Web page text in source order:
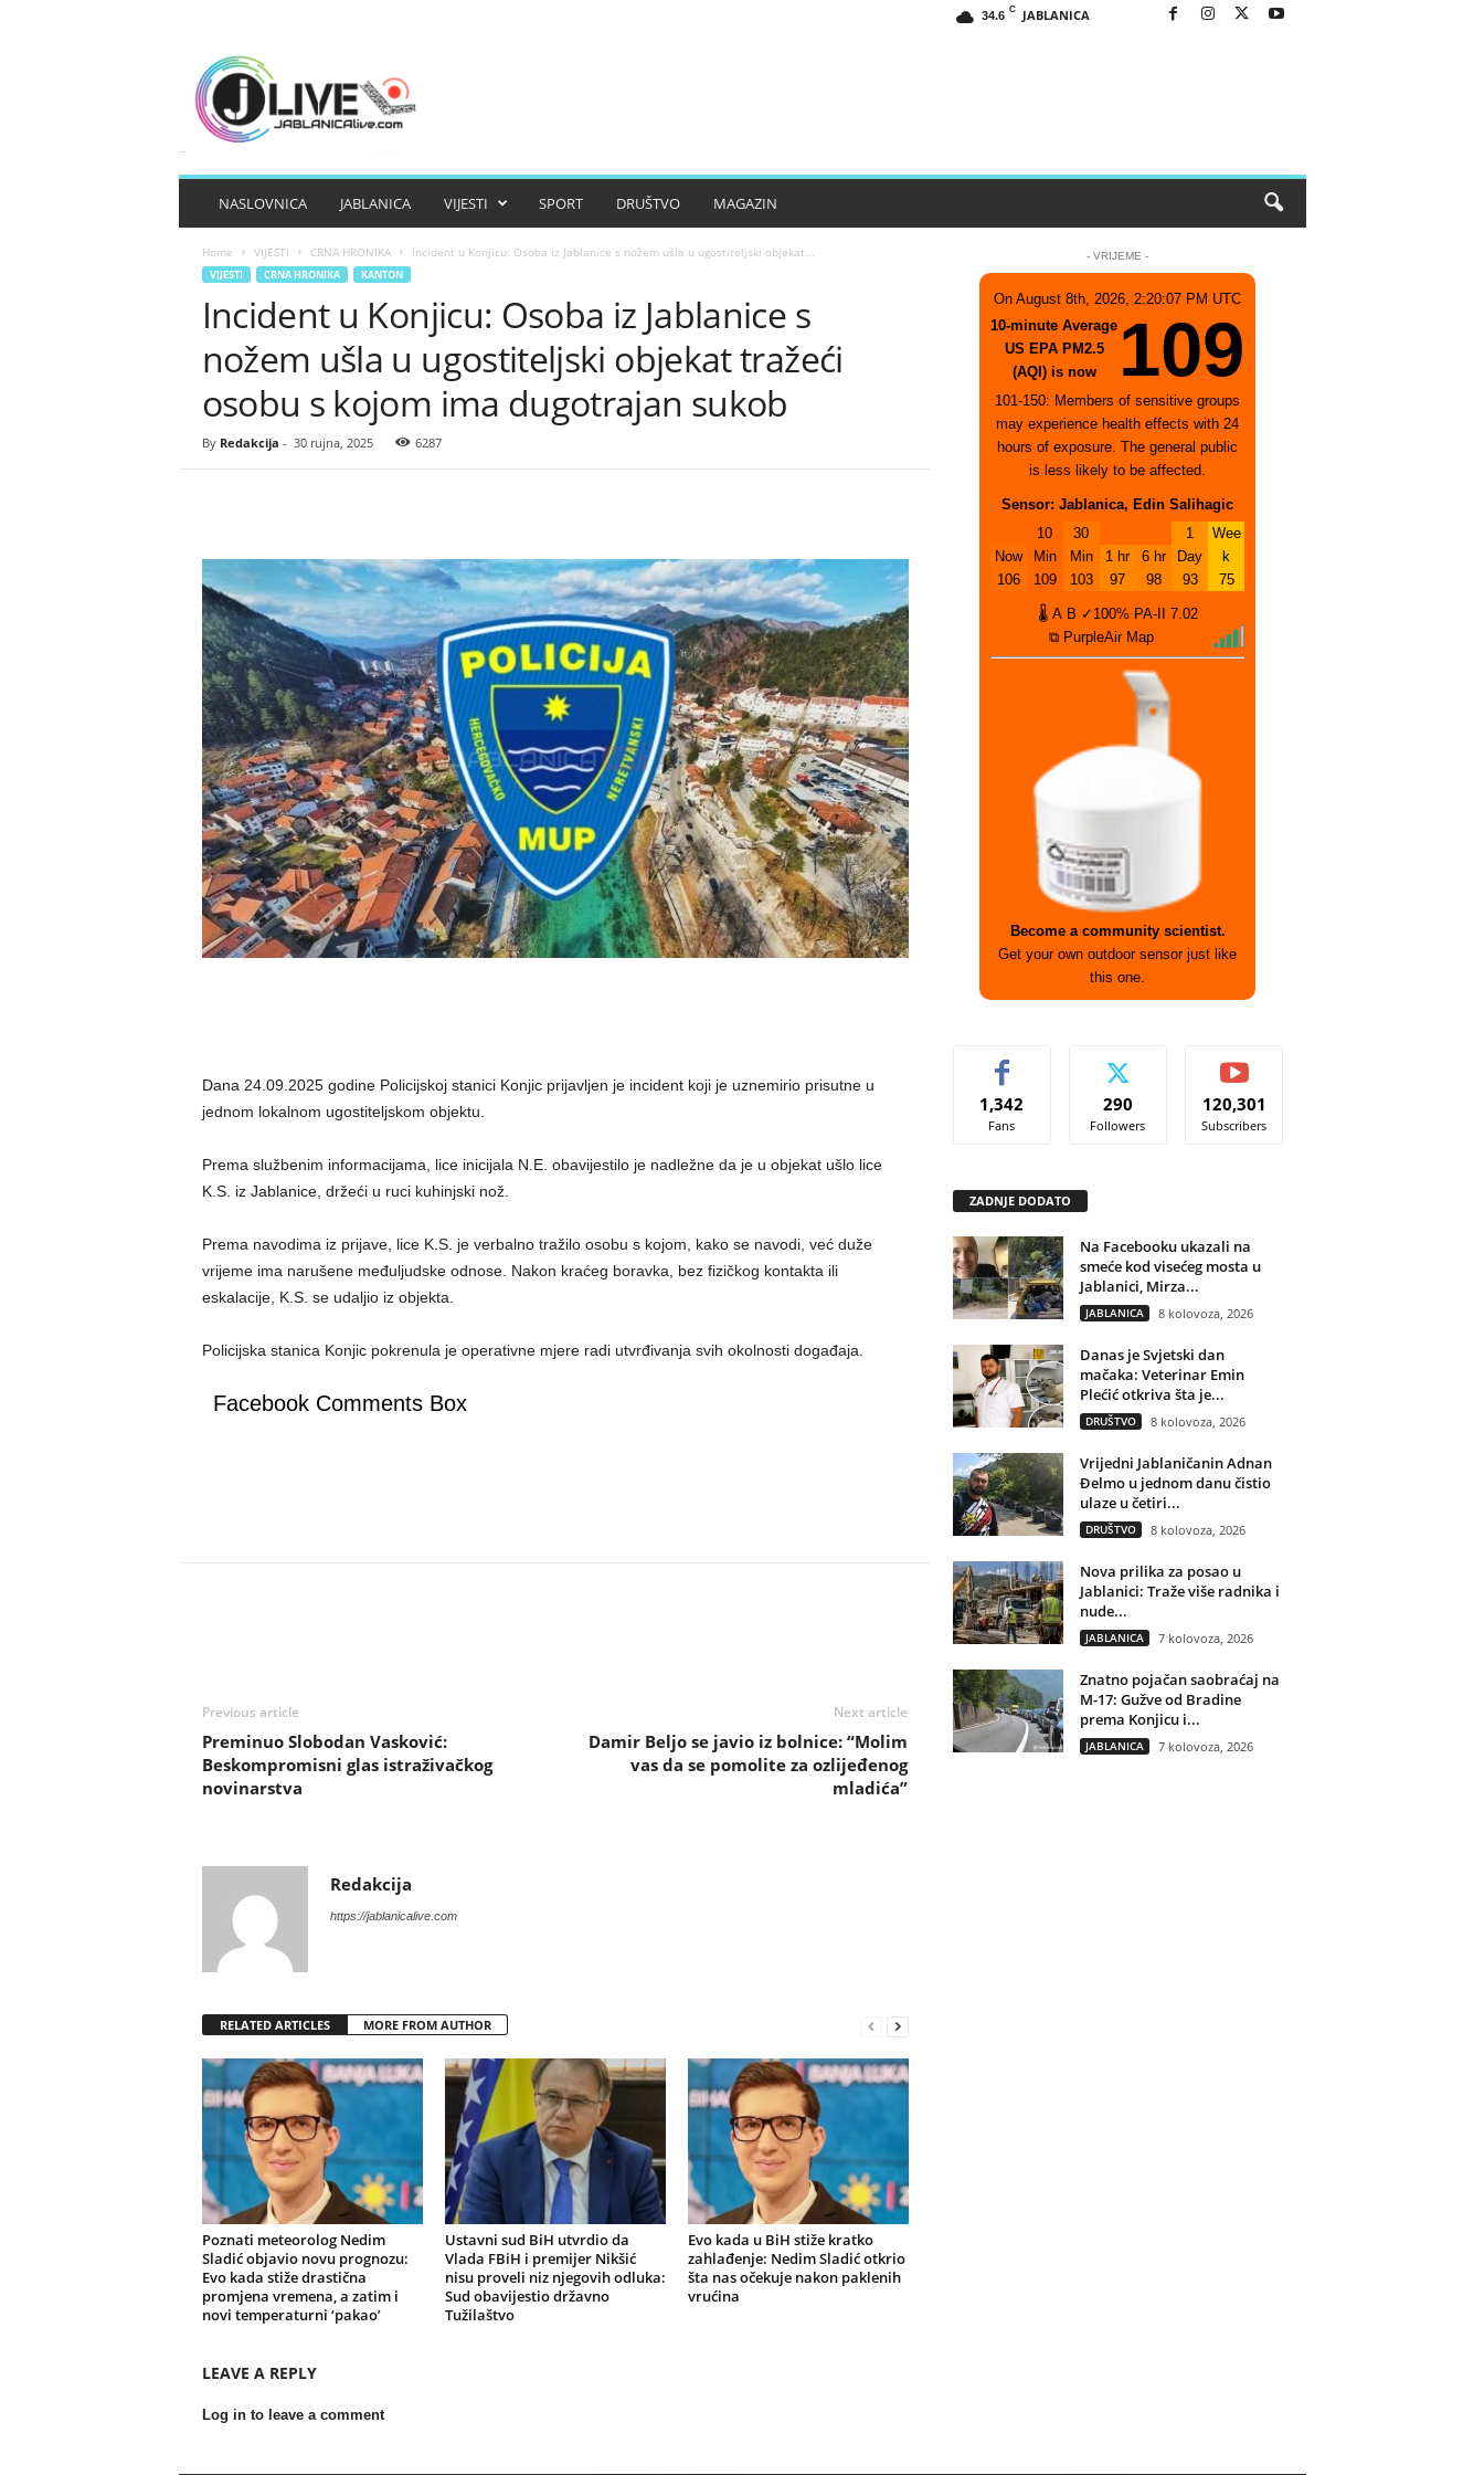
34.6 C JABLANICA
NASLOVNICA JABLANICA VIJESTI SPORT DRUŠTVO MAGAZIN
Home VIJESTI CRNA HRONIKA Incident u Konjicu: Osoba iz Jablanice s nožem ušla u ugostiteljski objekat...
VIJESTI CRNA HRONIKA KANTON
Incident u Konjicu: Osoba iz Jablanice s
nožem ušla u ugostiteljski objekat tražeći
osobu s kojom ima dugotrajan sukob
By Redakcija - 30 rujna, 2025 6287
Dana 24.09.2025 godine Policijskoj stanici Konjic prijavljen je incident koji je uznemirio prisutne u
jednom lokalnom ugostiteljskom objektu.
Prema službenim informacijama, lice inicijala N.E. obavijestilo je nadležne da je u objekat ušlo lice
K.S. iz Jablanice, držeći u ruci kuhinjski nož.
Prema navodima iz prijave, lice K.S. je verbalno tražilo osobu s kojom, kako se navodi, već duže
vrijeme ima narušene međuljudske odnose. Nakon kraćeg boravka, bez fizičkog kontakta ili
eskalacije, K.S. se udaljio iz objekta.
Policijska stanica Konjic pokrenula je operativne mjere radi utvrđivanja svih okolnosti događaja.
Facebook Comments Box
Previous article
Preminuo Slobodan Vasković:
Beskompromisni glas istraživačkog
novinarstva
Next article
Damir Beljo se javio iz bolnice: “Molim
vas da se pomolite za ozlijeđenog
mladića”
Redakcija
https://jablanicalive.com
RELATED ARTICLES MORE FROM AUTHOR
Poznati meteorolog Nedim
Sladić objavio novu prognozu:
Evo kada stiže drastična
promjena vremena, a zatim i
novi temperaturni ‘pakao’
Ustavni sud BiH utvrdio da
Vlada FBiH i premijer Nikšić
nisu proveli niz njegovih odluka:
Sud obavijestio državno
Tužilaštvo
Evo kada u BiH stiže kratko
zahlađenje: Nedim Sladić otkrio
šta nas očekuje nakon paklenih
vrućina
LEAVE A REPLY
Log in to leave a comment
- VRIJEME -
On August 8th, 2026, 2:20:07 PM UTC
10-minute Average
US EPA PM2.5
(AQI) is now
109
101-150: Members of sensitive groups
may experience health effects with 24
hours of exposure. The general public
is less likely to be affected.
Sensor: Jablanica, Edin Salihagic
Now
106
10
Min
109
30
Min
103
1 hr
97
6 hr
98
1
Day
93
Wee
k
75
🌡 A B ✓100% PA-II
7.02
⧉ PurpleAir Map
Become a community scientist.
Get your own outdoor sensor just like
this one.
1,342
Fans
290
Followers
120,301
Subscribers
ZADNJE DODATO
Na Facebooku ukazali na
smeće kod visećeg mosta u
Jablanici, Mirza...
JABLANICA 8 kolovoza, 2026
Danas je Svjetski dan
mačaka: Veterinar Emin
Plećić otkriva šta je...
DRUŠTVO 8 kolovoza, 2026
Vrijedni Jablaničanin Adnan
Đelmo u jednom danu čistio
ulaze u četiri...
DRUŠTVO 8 kolovoza, 2026
Nova prilika za posao u
Jablanici: Traže više radnika i
nude...
JABLANICA 7 kolovoza, 2026
Znatno pojačan saobraćaj na
M-17: Gužve od Bradine
prema Konjicu i...
JABLANICA 7 kolovoza, 2026